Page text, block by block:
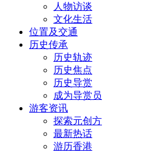
人物访谈
文化生活
位置及交通
历史传承
历史轨迹
历史焦点
历史导赏
成为导赏员
游客资讯
探索元创方
最新热话
游历香港